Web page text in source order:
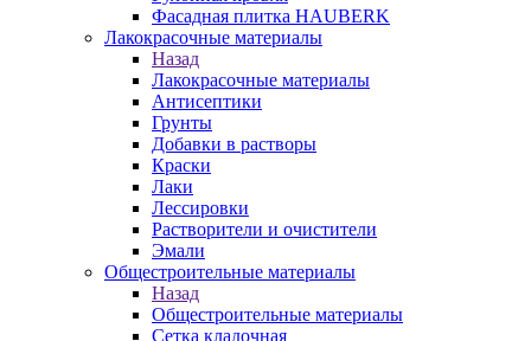
Фасадная плитка HAUBERK
Лакокрасочные материалы
Назад
Лакокрасочные материалы
Антисептики
Грунты
Добавки в растворы
Краски
Лаки
Лессировки
Растворители и очистители
Эмали
Общестроительные материалы
Назад
Общестроительные материалы
Сетка кладочная